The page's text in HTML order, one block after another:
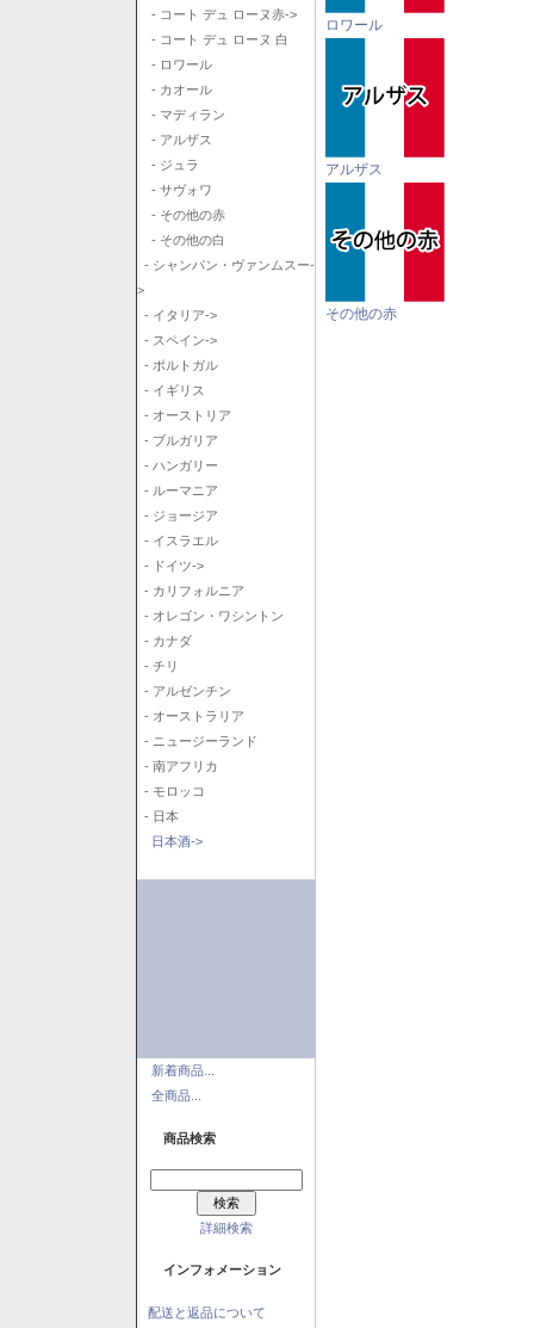
- コート デュ ローヌ赤->
- コート デュ ローヌ 白
- ロワール
- カオール
- マディラン
- アルザス
- ジュラ
- サヴォワ
- その他の赤
- その他の白
- シャンパン・ヴァンムスー-
>
- イタリア->
- スペイン->
- ポルトガル
- イギリス
- オーストリア
- ブルガリア
- ハンガリー
- ルーマニア
- ジョージア
- イスラエル
- ドイツ->
- カリフォルニア
- オレゴン・ワシントン
- カナダ
- チリ
- アルゼンチン
- オーストラリア
- ニュージーランド
- 南アフリカ
- モロッコ
- 日本
日本酒->
新着商品...
全商品...
商品検索
詳細検索
インフォメーション
配送と返品について
ロワール
アルザス
その他の赤